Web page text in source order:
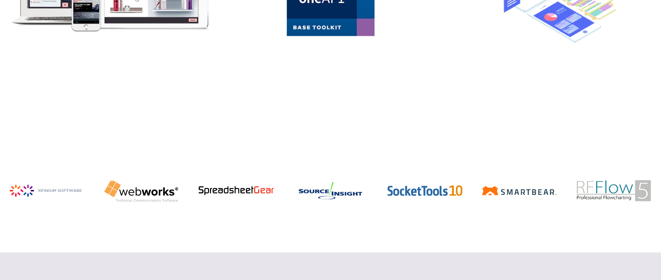
ーニング コンテンツを作成
マンス・ライブラリー
詳細を見る
PowerPoint、PDF などの Office ファ
イルを操作